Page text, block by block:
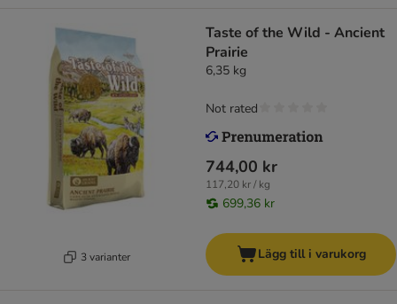
3 varianter
Taste of the Wild - Ancient
Prairie
6,35 kg
744,00 kr
117,20 kr / kg
699,36 kr
Not rated
Lägg till i varukorg